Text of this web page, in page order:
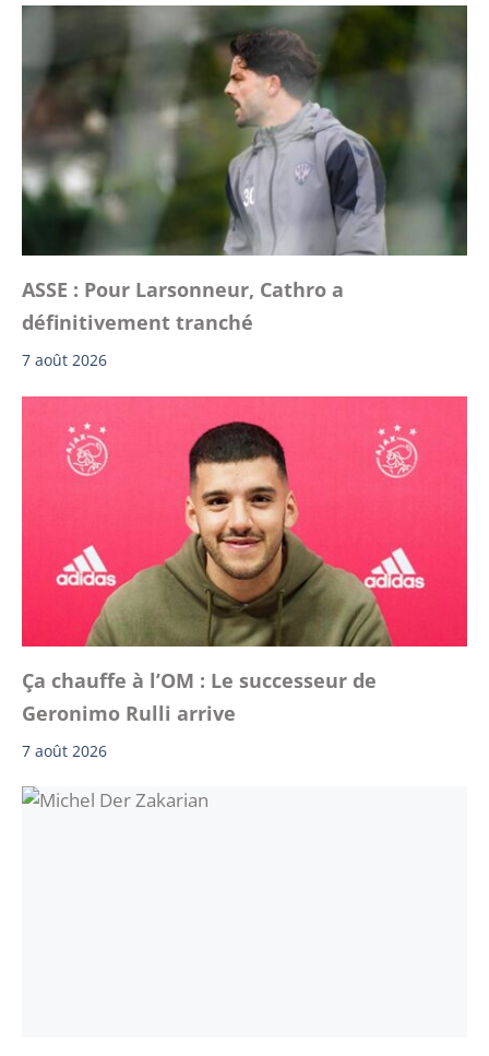
ASSE : Pour Larsonneur, Cathro a
définitivement tranché
7 août 2026
Ça chauffe à l’OM : Le successeur de
Geronimo Rulli arrive
7 août 2026